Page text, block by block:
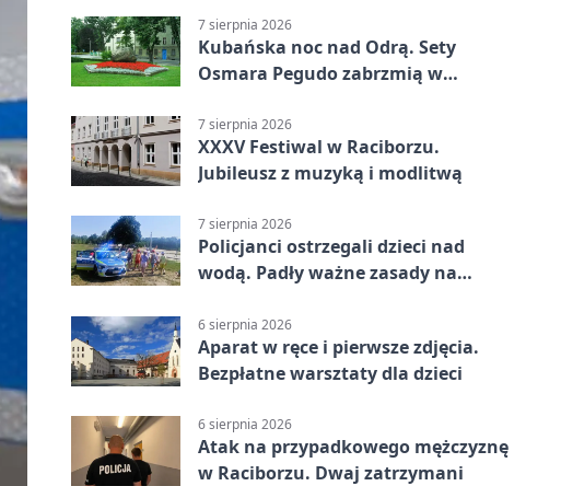
7 sierpnia 2026
Kubańska noc nad Odrą. Sety
Osmara Pegudo zabrzmią w
7 sierpnia 2026
XXXV Festiwal w Raciborzu.
Jubileusz z muzyką i modlitwą
7 sierpnia 2026
Policjanci ostrzegali dzieci nad
wodą. Padły ważne zasady na
6 sierpnia 2026
Aparat w ręce i pierwsze zdjęcia.
Bezpłatne warsztaty dla dzieci
6 sierpnia 2026
Atak na przypadkowego mężczyznę
w Raciborzu. Dwaj zatrzymani